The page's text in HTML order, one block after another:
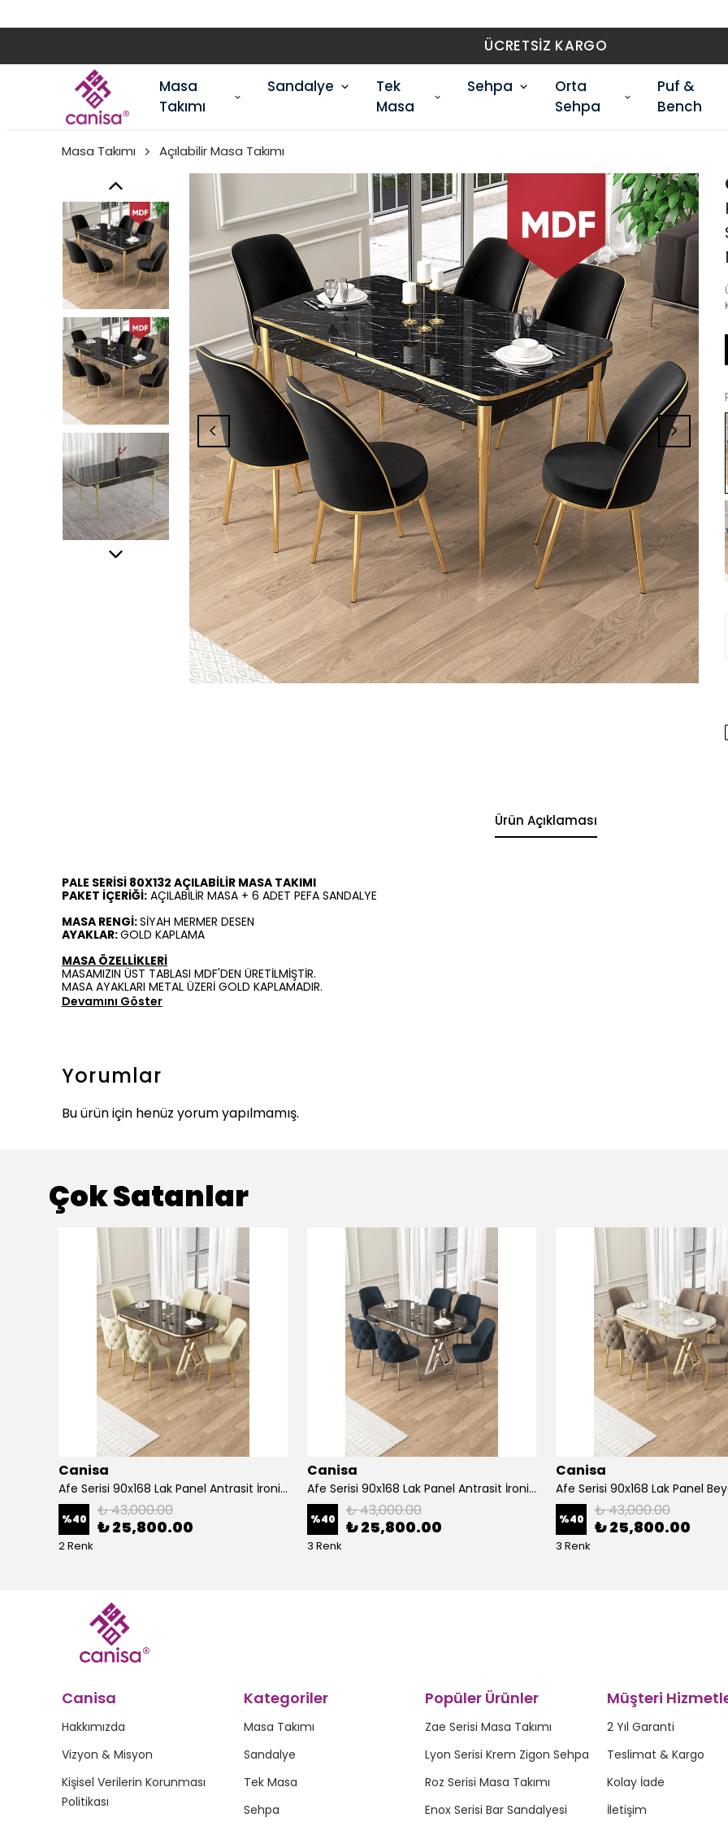
ÜCRETSİZ KARGO
Masa
Takımı
Sandalye
Tek
Masa
Sehpa
Orta
Sehpa
Puf &
Bench
Masa Takımı Açılabilir Masa Takımı
Ürün Açıklaması
PALE SERİSİ 80X132 AÇILABİLİR MASA TAKIMI
PAKET İÇERİĞİ: AÇILABİLİR MASA + 6 ADET PEFA SANDALYE
MASA RENGİ:SİYAH MERMER DESEN
AYAKLAR:GOLD KAPLAMA
MASA ÖZELLİKLERİ
MASAMIZIN ÜST TABLASI MDF'DEN ÜRETİLMİŞTİR.
MASA AYAKLARI METAL ÜZERİ GOLD KAPLAMADIR.
Devamını Göster
Yorumlar
Bu ürün için henüz yorum yapılmamış.
Çok Satanlar
Canisa
Afe Serisi 90x168 Lak Panel Antrasit İroni Masa ve 6 Sandalye Gold Kaplama Ayak
%40 ₺ 43,000.00
₺ 25,800.00
2 Renk
Canisa
Afe Serisi 90x168 Lak Panel Antrasit İroni Masa ve 6 Sandalye Krom Kaplama Ayak
%40 ₺ 43,000.00
₺ 25,800.00
3 Renk
Canisa
%40 ₺ 43,000.00
₺ 25,800.00
3 Renk
Canisa
Hakkımızda
Vizyon & Misyon
Kişisel Verilerin Korunması
Politikası
Kategoriler
Masa Takımı
Sandalye
Tek Masa
Sehpa
Popüler Ürünler
Zae Serisi Masa Takımı
Lyon Serisi Krem Zigon Sehpa
Roz Serisi Masa Takımı
Enox Serisi Bar Sandalyesi
Müşteri
2 Yıl Garanti
Teslimat & Kargo
Kolay İade
İletişim